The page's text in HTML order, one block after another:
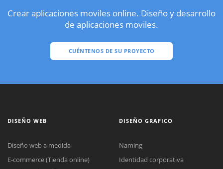
Crear aplicaciones moviles online. Diseño y desarrollo
de aplicaciones moviles.
CUÉNTENOS DE SU PROYECTO
DISEÑO WEB
Diseño web a medida
E-commerce (Tienda online)
DISEÑO GRAFICO
Naming
Identidad corporativa